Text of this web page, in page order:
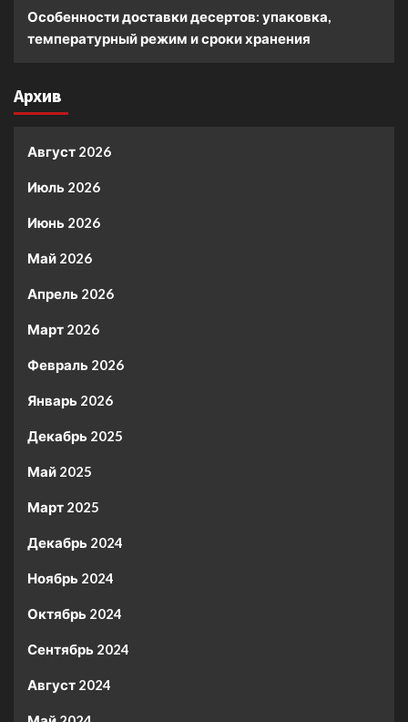
Особенности доставки десертов: упаковка,
температурный режим и сроки хранения
Архив
Август 2026
Июль 2026
Июнь 2026
Май 2026
Апрель 2026
Март 2026
Февраль 2026
Январь 2026
Декабрь 2025
Май 2025
Март 2025
Декабрь 2024
Ноябрь 2024
Октябрь 2024
Сентябрь 2024
Август 2024